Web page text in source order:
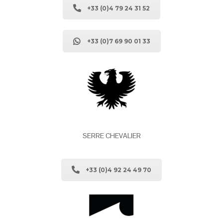
+33 (0)4 79 24 31 52
+33 (0)7 69 90 01 33
SERRE CHEVALIER
+33 (0)4 92 24 49 70